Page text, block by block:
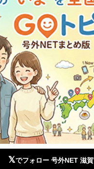
𝕏でフォロー 号外NET 滋賀